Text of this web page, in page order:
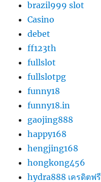
brazil999 slot
Casino
debet
ff123th
fullslot
fullslotpg
funny18
funny18.in
gaojing888
happy168
hengjing168
hongkong456
hydra888 เครดิตฟรี